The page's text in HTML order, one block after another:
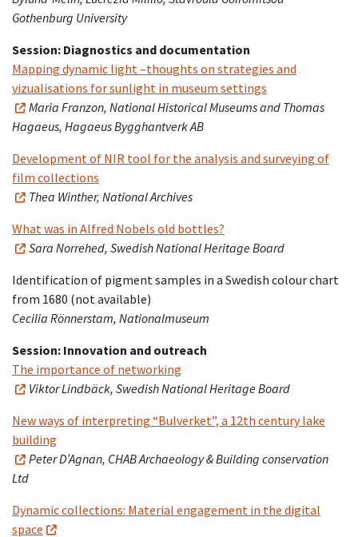
Gothenburg University
Session: Diagnostics and documentation
Mapping dynamic light –thoughts on strategies and
vizualisations for sunlight in museum settings
Maria Franzon, National Historical Museums and Thomas
Hagaeus, Hagaeus Bygghantverk AB
Development of NIR tool for the analysis and surveying of
film collections
Thea Winther, National Archives
What was in Alfred Nobels old bottles?
Sara Norrehed, Swedish National Heritage Board
Identification of pigment samples in a Swedish colour chart
from 1680 (not available)
Cecilia Rönnerstam, Nationalmuseum
Session: Innovation and outreach
The importance of networking
ViktorLindbäck, Swedish National Heritage Board
New ways of interpreting “Bulverket”, a 12th century lake
building
Peter D’Agnan, CHAB Archaeology & Building conservation
Ltd
Dynamic collections: Material engagement in the digital
space